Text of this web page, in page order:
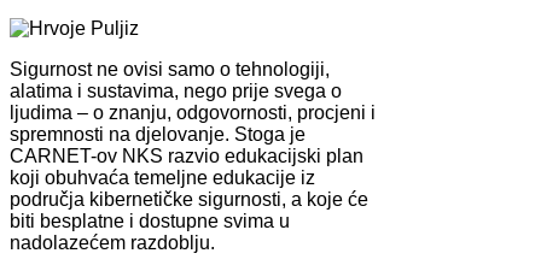
Sigurnost ne ovisi samo o tehnologiji,
alatima i sustavima, nego prije svega o
ljudima – o znanju, odgovornosti, procjeni i
spremnosti na djelovanje. Stoga je
CARNET-ov NKS razvio edukacijski plan
koji obuhvaća temeljne edukacije iz
područja kibernetičke sigurnosti, a koje će
biti besplatne i dostupne svima u
nadolazećem razdoblju.